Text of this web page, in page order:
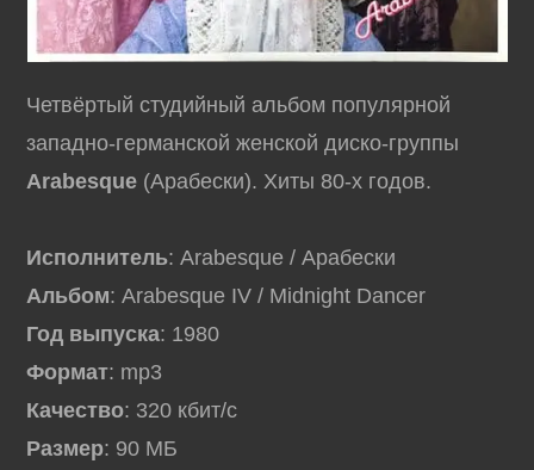
Четвёртый студийный альбом популярной
западно-германской женской диско-группы
Arabesque (Арабески). Хиты 80-х годов.
Исполнитель: Arabesque / Арабески
Альбом: Arabesque IV / Midnight Dancer
Год выпуска: 1980
Формат: mp3
Качество: 320 кбит/с
Размер: 90 МБ